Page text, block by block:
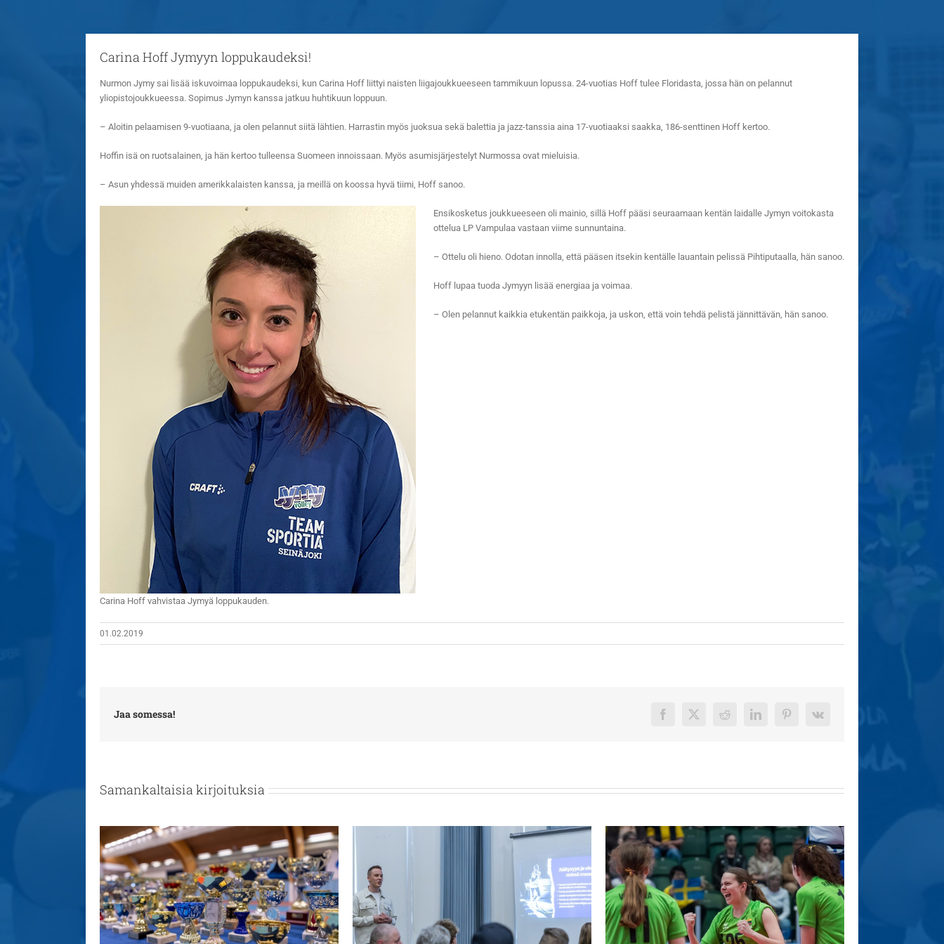
Carina Hoff Jymyyn loppukaudeksi!
Nurmon Jymy sai lisää iskuvoimaa loppukaudeksi, kun Carina Hoff liittyi naisten liigajoukkueeseen tammikuun lopussa. 24-vuotias Hoff tulee Floridasta, jossa hän on pelannut
yliopistojoukkueessa. Sopimus Jymyn kanssa jatkuu huhtikuun loppuun.
– Aloitin pelaamisen 9-vuotiaana, ja olen pelannut siitä lähtien. Harrastin myös juoksua sekä balettia ja jazz-tanssia aina 17-vuotiaaksi saakka, 186-senttinen Hoff kertoo.
Hoffin isä on ruotsalainen, ja hän kertoo tulleensa Suomeen innoissaan. Myös asumisjärjestelyt Nurmossa ovat mieluisia.
– Asun yhdessä muiden amerikkalaisten kanssa, ja meillä on koossa hyvä tiimi, Hoff sanoo.
Carina Hoff vahvistaa Jymyä loppukauden.
Ensikosketus joukkueeseen oli mainio, sillä Hoff pääsi seuraamaan kentän laidalle Jymyn voitokasta
ottelua LP Vampulaa vastaan viime sunnuntaina.
– Ottelu oli hieno. Odotan innolla, että pääsen itsekin kentälle lauantain pelissä Pihtiputaalla, hän sanoo.
Hoff lupaa tuoda Jymyyn lisää energiaa ja voimaa.
– Olen pelannut kaikkia etukentän paikkoja, ja uskon, että voin tehdä pelistä jännittävän, hän sanoo.
01.02.2019
Jaa somessa! Facebook
X Reddit LinkedInPinterest
Vk
Samankaltaisia kirjoituksia